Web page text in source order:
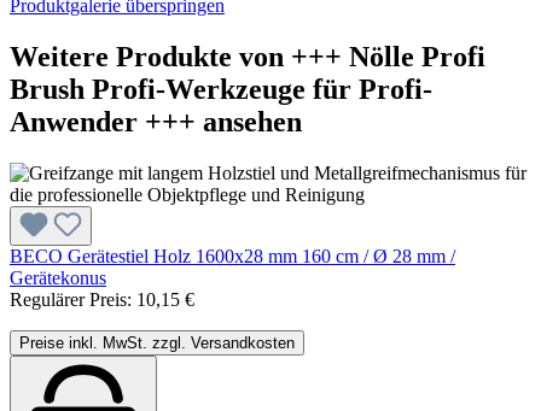
Produktgalerie überspringen
Weitere Produkte von +++ Nölle Profi
Brush Profi-Werkzeuge für Profi-
Anwender +++ ansehen
BECO Gerätestiel Holz 1600x28 mm 160 cm / Ø 28 mm /
Gerätekonus
Regulärer Preis: 10,15 €
Preise inkl. MwSt. zzgl. Versandkosten